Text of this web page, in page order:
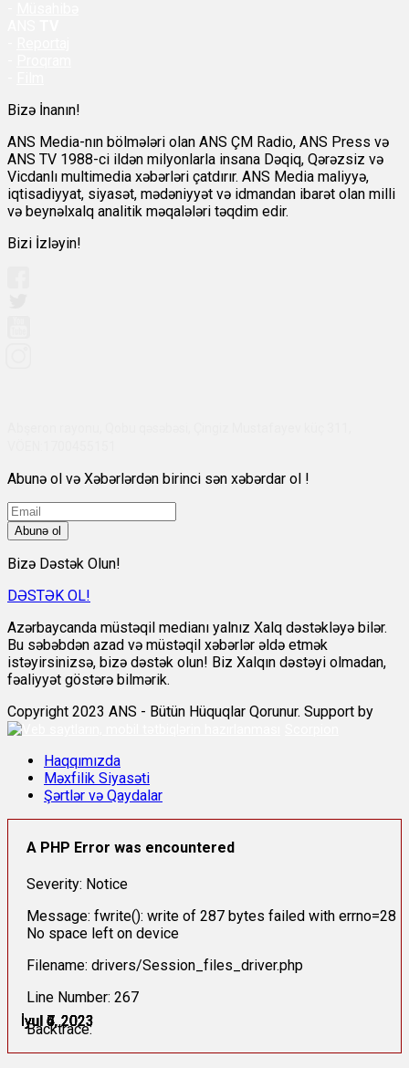
İyul 4, 2023
İyul 5, 2023
İyul 6, 2023
İyul 6, 2023
İyul 6, 2023
İyul 7, 2023
Bizə İnanın!
ANS Media-nın bölmələri olan ANS ÇM Radio, ANS Press və
ANS TV 1988-ci ildən milyonlarla insana Dəqiq, Qərəzsiz və
Vicdanlı multimedia xəbərləri çatdırır. ANS Media maliyyə,
iqtisadiyyat, siyasət, mədəniyyət və idmandan ibarət olan milli
və beynəlxalq analitik məqalələri təqdim edir.
Bizi İzləyin!
Abunə ol və Xəbərlərdən birinci sən xəbərdar ol !
Abunə ol
Bizə Dəstək Olun!
DƏSTƏK OL!
Azərbaycanda müstəqil medianı yalnız Xalq dəstəkləyə bilər.
Bu səbəbdən azad və müstəqil xəbərlər əldə etmək
istəyirsinizsə, bizə dəstək olun! Biz Xalqın dəstəyi olmadan,
fəaliyyət göstərə bilmərik.
Copyright 2023 ANS - Bütün Hüquqlar Qorunur. Support by
Haqqımızda
Məxfilik Siyasəti
Şərtlər və Qaydalar
A PHP Error was encountered
Severity: Notice
Message: fwrite(): write of 287 bytes failed with errno=28
No space left on device
Filename: drivers/Session_files_driver.php
Line Number: 267
Backtrace: